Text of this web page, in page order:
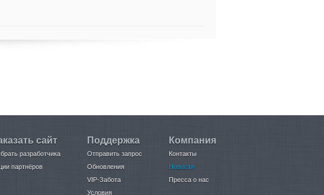
сайт
разработчика
партнёров
Поддержка
Отправить запрос
Обновления
VIP-Забота
Условия
Компания
Контакты
Новости
Пресса о нас